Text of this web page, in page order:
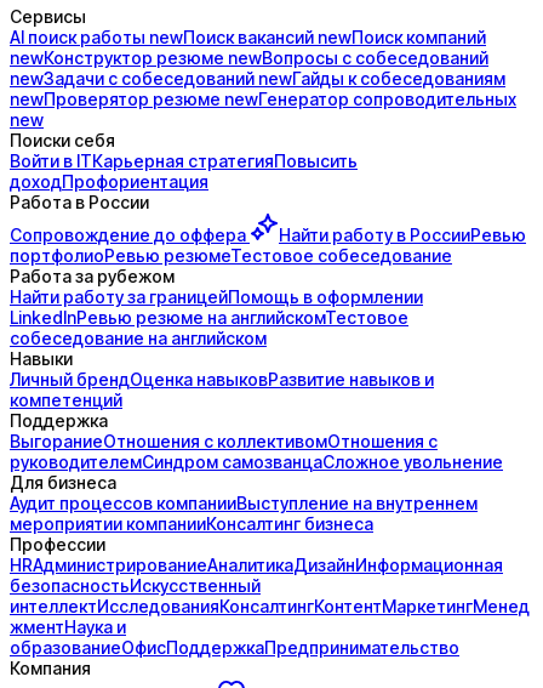
Сервисы
AI поискработы newПоисквакансий newПоисккомпаний
newКонструктор резюме newВопросы с собеседований
newЗадачи с собеседований newГайды ксобеседованиям
newПроверятор резюме newГенератор сопроводительных
new
Поиски себя
Войти в ITКарьерная стратегияПовысить
доходПрофориентация
Работа в России
Сопровождение до оффера Найти работу в РоссииРевью
портфолиоРевью резюмеТестовое собеседование
Работа за рубежом
Найти работу за границейПомощь в оформлении
LinkedInРевью резюме на английскомТестовое
собеседование на английском
Навыки
Личный брендОценка навыковРазвитие навыков и
компетенций
Поддержка
ВыгораниеОтношения с коллективомОтношения с
руководителемСиндром самозванцаСложное увольнение
Для бизнеса
Аудит процессов компанииВыступление на внутреннем
мероприятии компанииКонсалтинг бизнеса
Профессии
HRАдминистрированиеАналитикаДизайнИнформационная
безопасностьИскусственный
интеллектИсследованияКонсалтингКонтентМаркетингМенед
жментНаука и
образованиеОфисПоддержкаПредпринимательство
Компания